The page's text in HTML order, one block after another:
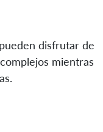
disfrutar de
mientras